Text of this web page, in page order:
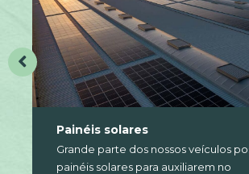
Painéis solares
Grande parte dos nossos veículos
painéis solares para auxiliarem no